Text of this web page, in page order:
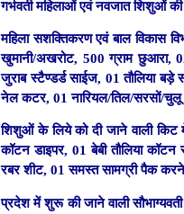
गर्भवती महिलाओं एवं नवजात शिशुओं
महिला सशक्तिकरण एवं बाल विकास
खुमानी/अखरोट, 500 ग्राम छुआरा,
जुराब स्टैण्डर्ड साईज, 01 तौलिया
नेल कटर, 01 नारियल/तिल/सरसों/चुलू
शिशुओं के लिये को दी जाने वाली
कॉटन डाइपर, 01 बेबी तौलिया
रबर शीट, 01 समस्त सामग्री पैक करने
प्रदेश में शुरू की जाने वाली